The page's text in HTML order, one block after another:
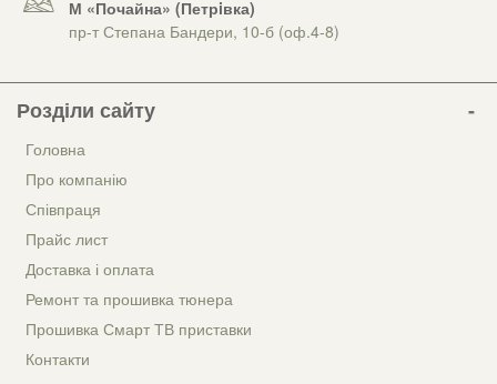
М «Почайна» (Петрiвка)
пр-т Степана Бандери, 10-б (оф.4-8)
Розділи сайту
Головна
Про компанію
Співпраця
Прайс лист
Доставка і оплата
Ремонт та прошивка тюнера
Прошивка Смарт ТВ приставки
Контакти